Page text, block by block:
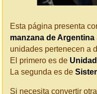
Esta página presenta
manzana de Argentina
unidades pertenecen a
El primero es de
La segunda es de
Si necesita convertir